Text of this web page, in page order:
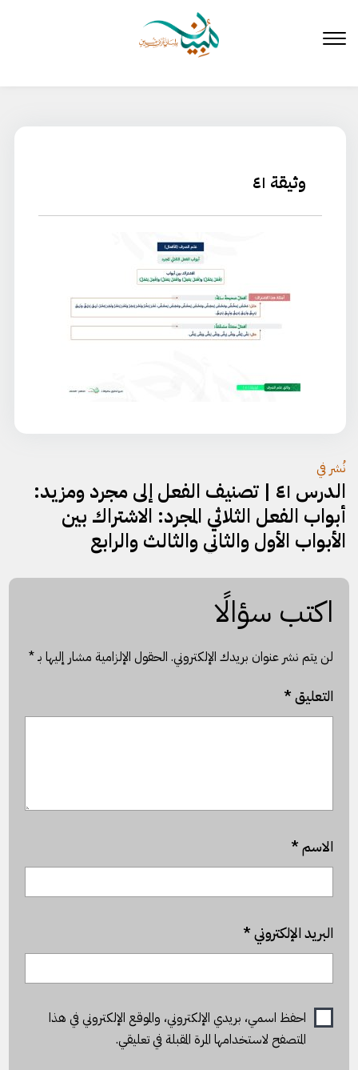
المحتوى
وثيقة ٤١
تصفّح
المقالات
نُشر في
الدرس ٤١ | تصنيف الفعل إلى مجرد ومزيد:
أبواب الفعل الثلاثي المجرد: الاشتراك بين
الأبواب الأول والثاني والثالث والرابع
اكتب سؤالًا
لن يتم نشر عنوان بريدك الإلكتروني. الحقول الإلزامية مشار إليها بـ*
التعليق*
الاسم*
البريد الإلكتروني*
احفظ اسمي، بريدي الإلكتروني، والموقع الإلكتروني في هذا
المتصفح لاستخدامها المرة المقبلة في تعليقي.